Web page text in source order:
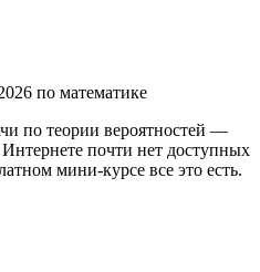
по математике
по теории вероятностей —
почти нет доступных
мини-курсе все это есть.